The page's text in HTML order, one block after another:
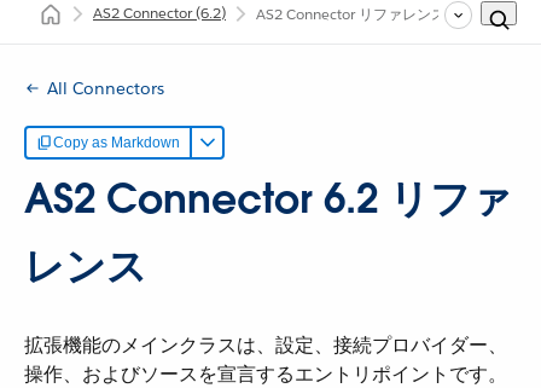
AS2 Connector(6.2) AS2 Connector リファレンス
All Connectors
Copy as Markdown
AS2 Connector 6.2 リファ
レンス
拡張機能のメインクラスは、設定、接続プロバイダー、
操作、およびソースを宣言するエントリポイントです。